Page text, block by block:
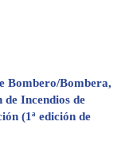
Bombero/Bombera,
Incendios de
(1ª edición de